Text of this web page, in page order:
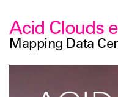
Acid Clouds
Mapping Data